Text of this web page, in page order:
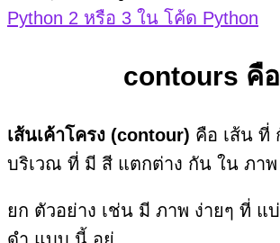
Python 2 หรือ 3 ใน โค้ด Python
contours คือ
เส้นเค้าโครง (contour) คือ เส้น ที่
บริเวณ ที่ มี สี แตกต่าง กัน ใน ภาพ
ยก ตัวอย่าง เช่น มี ภาพ ง่ายๆ ที่ แ
ดำ แบบ นี้ อยู่